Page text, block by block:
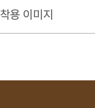
착용 이미지